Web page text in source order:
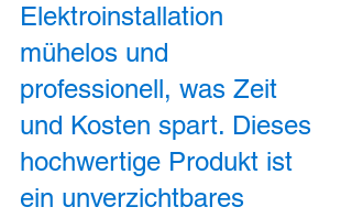
Elektroinstallation
mühelos und
professionell, was Zeit
und Kosten spart. Dieses
hochwertige Produkt ist
ein unverzichtbares